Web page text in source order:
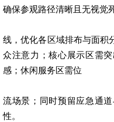
确保参观路径清晰且无视觉
线，优化各区域排布与面积
众注意力；核心展示区需
感；休闲服务区需位
流场景；同时预留应急通
性。